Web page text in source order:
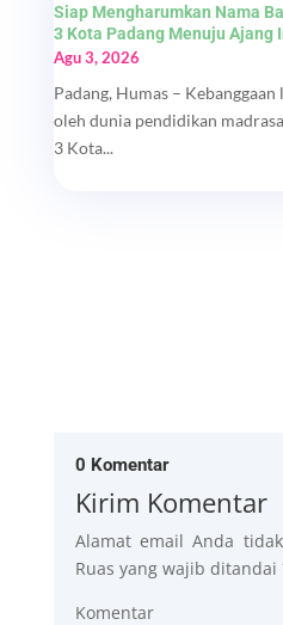
Siap Mengharumkan Nama
3 Kota Padang Menuju
Agu 3, 2026
Padang, Humas –
oleh dunia pendidikan
3 Kota...
0 Komentar
Kirim Komentar
Alamat email Anda
Ruas yang wajib ditandai